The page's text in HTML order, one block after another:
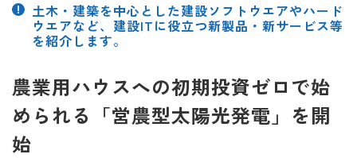
土木・建築を中心とした建設ソフトウエアやハード
ウエアなど、建設ITに役立つ新製品・新サービス等
を紹介します。
農業用ハウスへの初期投資ゼロで始
められる「営農型太陽光発電」を開
始